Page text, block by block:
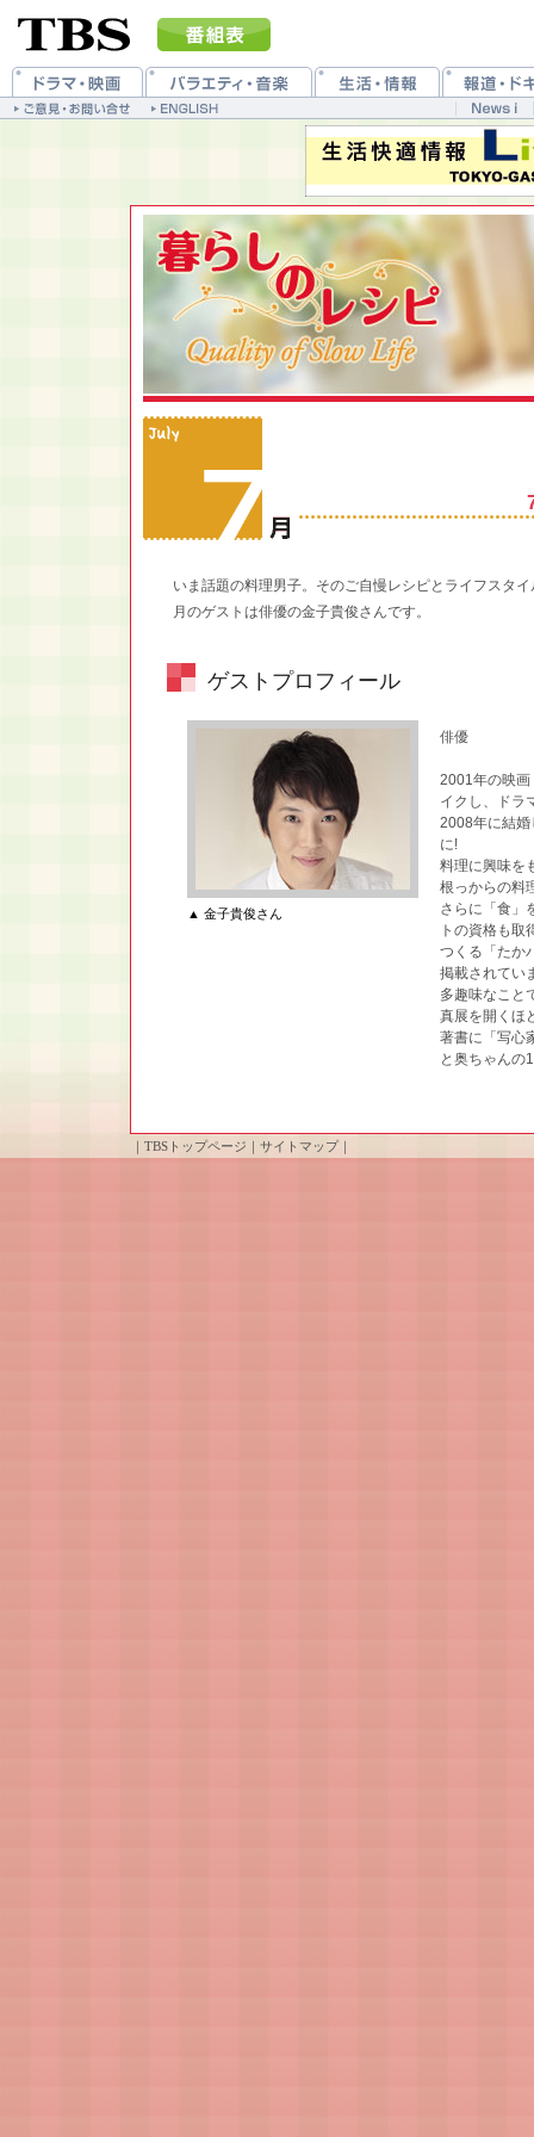
いま話題の料理男子。そのご自慢レシピとライフスタ
月のゲストは俳優の金子貴俊さんです。
ゲストプロフィール
▲ 金子貴俊さん
俳優
2001年の映画
イクし、ドラ
2008年に結婚
に!
料理に興味を
根っからの料
さらに「食」
トの資格も取
つくる「たか
掲載されてい
多趣味なこと
真展を開くほ
著書に「写心
と奥ちゃんの
｜ TBSトップページ ｜ サイトマップ｜